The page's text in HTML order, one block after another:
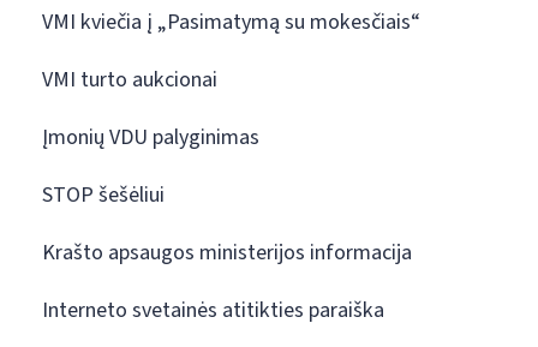
VMI kviečia į „Pasimatymą su mokesčiais“
VMI turto aukcionai
Įmonių VDU palyginimas
STOP šešėliui
Krašto apsaugos ministerijos informacija
Interneto svetainės atitikties paraiška